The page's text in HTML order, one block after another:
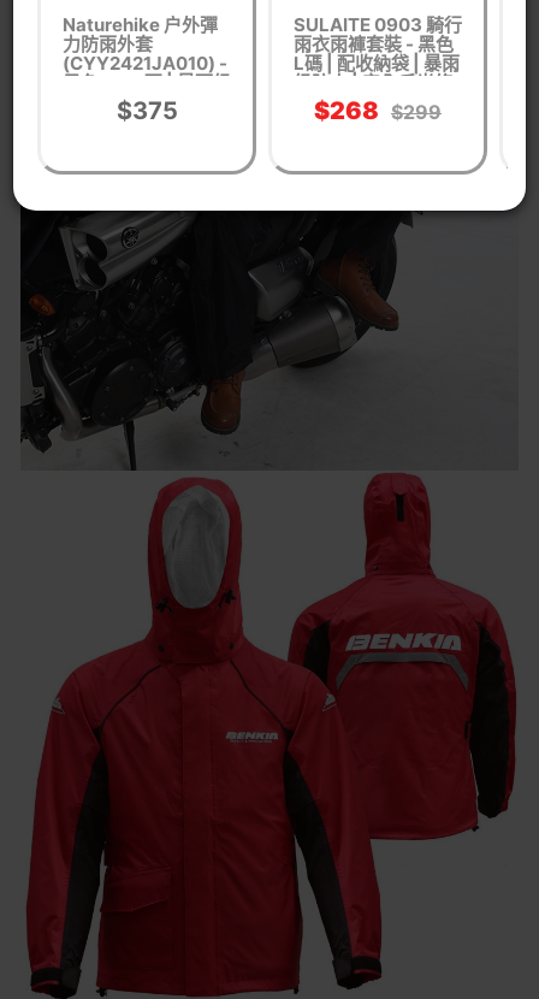
Naturehike 户外彈
力防雨外套
(CYY2421JA010) -
黑色-XXL碼 | 暴雨級
防水 | 後背透氣拼接
| 立體風帽
$375
SULAITE 0903 騎行
雨衣雨褲套裝 - 黑色
L碼 | 配收納袋 | 暴雨
級防水 | 安全反光條
| 隱藏式鞋套
$268 $299